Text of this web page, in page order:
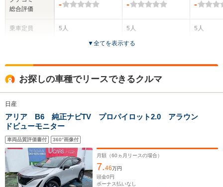
総合評価
乗車定員
サイズ
-
5人
全高
1.65m
全幅
ホイールベース
-m
-
5人
5ドア
1.65m
全幅
-
5人
▼全てを表示する
お探しの車種でリースできるクルマ
日産
アリア B6 純正ナビTV プロパイロット2.0 アラウン
ドビューモニター
車両品質評価書付 360°画像付
月額（60 ヵ月リースの場合）
7.46万円
頭金0円
ボーナス払いなし